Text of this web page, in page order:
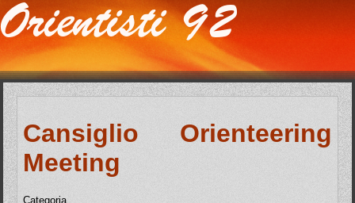
Cansiglio Orienteering
Meeting
Categoria